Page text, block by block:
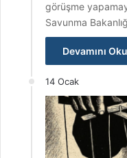
görüşme
Savunma
Devamını
14 Ocak